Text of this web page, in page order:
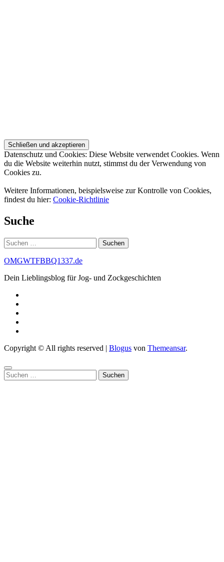
Datenschutz und Cookies: Diese Website verwendet Cookies. Wenn
du die Website weiterhin nutzt, stimmst du der Verwendung von
Cookies zu.
Weitere Informationen, beispielsweise zur Kontrolle von Cookies,
findest du hier: Cookie-Richtlinie
Suche
Suchen
nach:
OMGWTFBBQ1337.de
Dein Lieblingsblog für Jog- und Zockgeschichten
Copyright © All rights reserved | Blogus von Themeansar.
Suchen
nach: